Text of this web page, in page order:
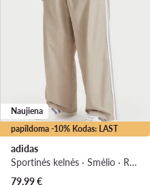
papildoma -10% Kodas: LAST
Naujiena
adidas
Sportinės kelnės · Smėlio · Relaxed Fit
79,99€